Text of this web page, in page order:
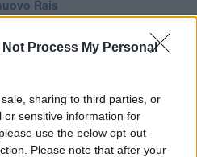
Not Process My Personal
sharing to third parties, or
or sensitive information for
use the below opt-out
Please note that after your
Rais
ignorata dal G20
guerra civile
Brexit
non in guerra
Biden